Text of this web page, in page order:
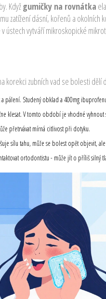
Kdyžgumičky na rovnátka
zatížení dásní, kořenů a okolních
ústech vytváří mikroskopické
korekci zubních vad se bolesti dělí
pálení. Studený obklad a 400mg
klesat. V tomto období je vhodné vyhnout
přetrvávat mírná citlivost při dotyku.
sílu tahu, může se bolest opět objevit,
ortodontistu - může jít o příliš silný